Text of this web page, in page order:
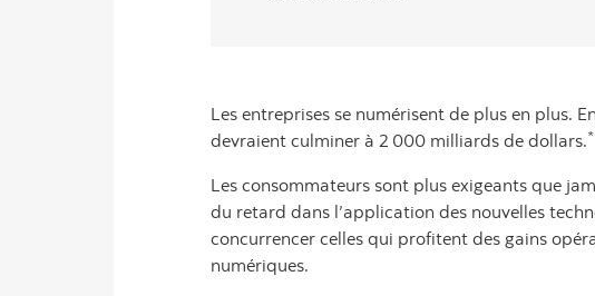
Les entreprises se numérisent de plus en plus.
devraient culminer à 2 000 milliards de dollars.*
Les consommateurs sont plus exigeants que
du retard dans l’application des nouvelles
concurrencer celles qui profitent des gains
numériques.